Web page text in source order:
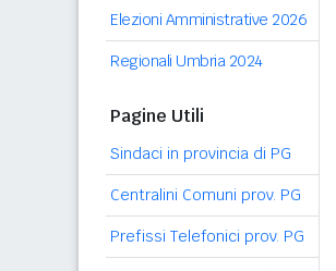
Elezioni Amministrative 2026
Regionali Umbria 2024
Pagine Utili
Sindaci in provincia di PG
Centralini Comuni prov. PG
Prefissi Telefonici prov. PG